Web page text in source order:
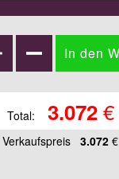
Total: 3.072€
Verkaufspreis 3.072 €